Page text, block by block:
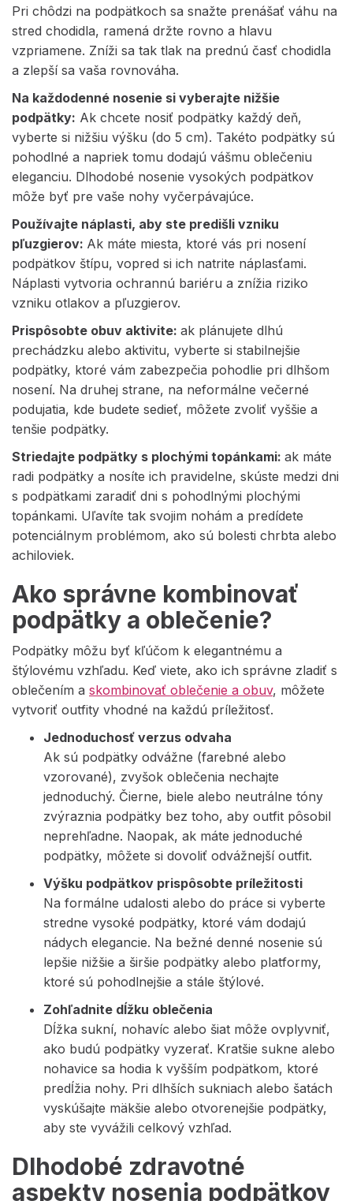
Pri chôdzi na podpätkoch sa snažte prenášať váhu na
stred chodidla, ramená držte rovno a hlavu
vzpriamene. Zníži sa tak tlak na prednú časť chodidla
a zlepší sa vaša rovnováha.
Na každodenné nosenie si vyberajte nižšie
podpätky: Ak chcete nosiť podpätky každý deň,
vyberte si nižšiu výšku (do 5 cm). Takéto podpätky sú
pohodlné a napriek tomu dodajú vášmu oblečeniu
eleganciu. Dlhodobé nosenie vysokých podpätkov
môže byť pre vaše nohy vyčerpávajúce.
Používajte náplasti, aby ste predišli vzniku
pľuzgierov: Ak máte miesta, ktoré vás pri nosení
podpätkov štípu, vopred si ich natrite náplasťami.
Náplasti vytvoria ochrannú bariéru a znížia riziko
vzniku otlakov a pľuzgierov.
Prispôsobte obuv aktivite: ak plánujete dlhú
prechádzku alebo aktivitu, vyberte si stabilnejšie
podpätky, ktoré vám zabezpečia pohodlie pri dlhšom
nosení. Na druhej strane, na neformálne večerné
podujatia, kde budete sedieť, môžete zvoliť vyššie a
tenšie podpätky.
Striedajte podpätky s plochými topánkami: ak máte
radi podpätky a nosíte ich pravidelne, skúste medzi dni
s podpätkami zaradiť dni s pohodlnými plochými
topánkami. Uľavíte tak svojim nohám a predídete
potenciálnym problémom, ako sú bolesti chrbta alebo
achiloviek.
Ako správne kombinovať
podpätky a oblečenie?
Podpätky môžu byť kľúčom k elegantnému a
štýlovému vzhľadu. Keď viete, ako ich správne zladiť s
oblečením a skombinovať oblečenie a obuv, môžete
vytvoriť outfity vhodné na každú príležitosť.
Jednoduchosť verzus odvaha
Ak sú podpätky odvážne (farebné alebo
vzorované), zvyšok oblečenia nechajte
jednoduchý. Čierne, biele alebo neutrálne tóny
zvýraznia podpätky bez toho, aby outfit pôsobil
neprehľadne. Naopak, ak máte jednoduché
podpätky, môžete si dovoliť odvážnejší outfit.
Výšku podpätkov prispôsobte príležitosti
Na formálne udalosti alebo do práce si vyberte
stredne vysoké podpätky, ktoré vám dodajú
nádych elegancie. Na bežné denné nosenie sú
lepšie nižšie a širšie podpätky alebo platformy,
ktoré sú pohodlnejšie a stále štýlové.
Zohľadnite dĺžku oblečenia
Dĺžka sukní, nohavíc alebo šiat môže ovplyvniť,
ako budú podpätky vyzerať. Kratšie sukne alebo
nohavice sa hodia k vyšším podpätkom, ktoré
predĺžia nohy. Pri dlhších sukniach alebo šatách
vyskúšajte mäkšie alebo otvorenejšie podpätky,
aby ste vyvážili celkový vzhľad.
Dlhodobé zdravotné
aspekty nosenia podpätkov